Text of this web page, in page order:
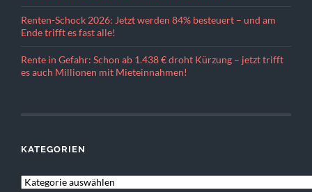
Renten-Schock 2026: Jetzt werden 84% besteuert – und am
Ende trifft es fast alle!
Rente in Gefahr: Schon ab 1.438 € droht Kürzung – jetzt trifft
es auch Millionen mit Mieteinnahmen!
KATEGORIEN
KATEGORIEN